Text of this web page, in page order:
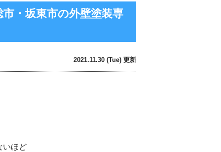
・坂東市の外壁塗装専
2021.11.30 (Tue) 更新
いほど